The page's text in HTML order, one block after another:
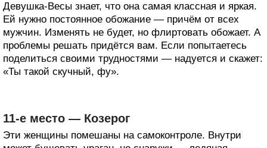
Девушка-Весы знает, что она самая классная и яркая.
Ей нужно постоянное обожание — причём от всех
мужчин. Изменять не будет, но флиртовать обожает. А
проблемы решать придётся вам. Если попытаетесь
поделиться своими трудностями — надуется и скажет:
«Ты такой скучный, фу».
11-е место — Козерог
Эти женщины помешаны на самоконтроле. Внутри